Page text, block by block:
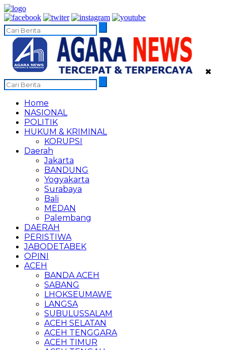
✖
Home
NASIONAL
POLITIK
HUKUM & KRIMINAL
KORUPSI
Daerah
Jakarta
BANDUNG
Yogyakarta
Surabaya
Bali
MEDAN
Palembang
DAERAH
PERISTIWA
JABODETABEK
OPINI
ACEH
BANDA ACEH
SABANG
LHOKSEUMAWE
LANGSA
SUBULUSSALAM
ACEH SELATAN
ACEH TENGGARA
ACEH TIMUR